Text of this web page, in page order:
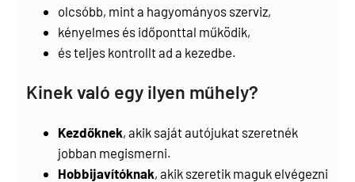
olcsóbb, mint a hagyományos szerviz,
kényelmes és időponttal működik,
és teljes kontrollt ad a kezedbe.
Kinek való egy ilyen műhely?
Kezdőknek, akik saját autójukat szeretnék
jobban megismerni.
Hobbijavítóknak, akik szeretik maguk elvégezni